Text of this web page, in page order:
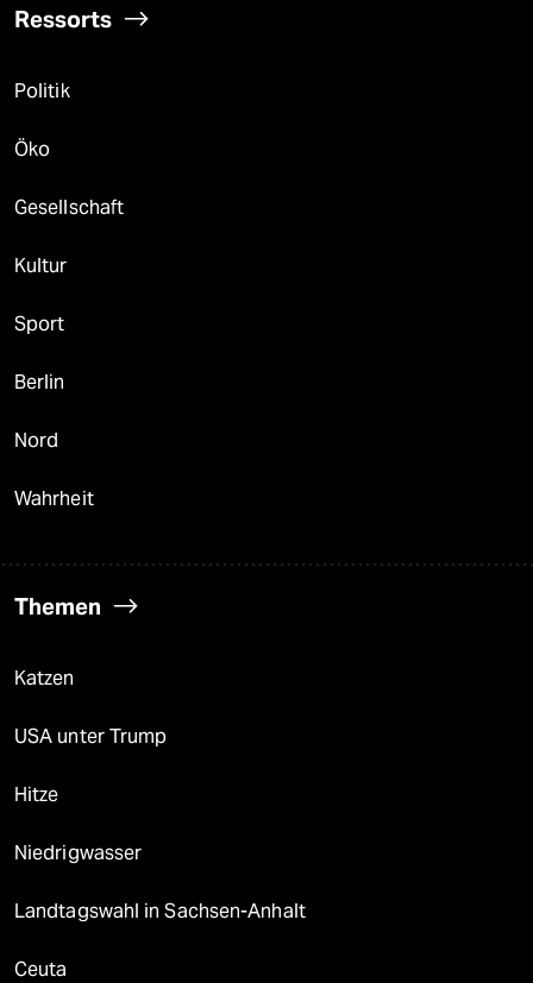
Ressorts
Politik
Öko
Gesellschaft
Kultur
Sport
Berlin
Nord
Wahrheit
Themen
Katzen
USA unter Trump
Hitze
Niedrigwasser
Landtagswahl in Sachsen-Anhalt
Ceuta